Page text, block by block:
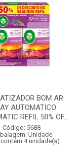
BOM AR
AUTOMATICO
REFIL 50% OF...
Código: 5688
Unidade
contém 4 unidade(s)